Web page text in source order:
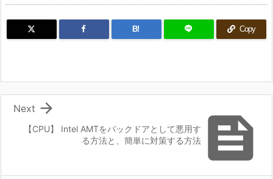
B! Copy

【CPU】 Intel AMTをバックドアとして悪用す
る方法と、簡単に対策する方法

Next